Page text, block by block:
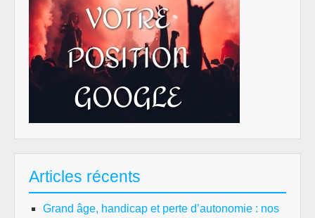
Articles récents
Grand âge, handicap et perte d’autonomie : nos